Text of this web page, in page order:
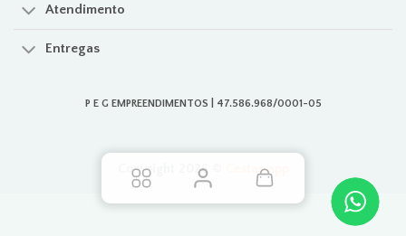
Atendimento
Entregas
P E G EMPREENDIMENTOS | 47.586.968/0001-05
Copyright 2026 © Cestas.app